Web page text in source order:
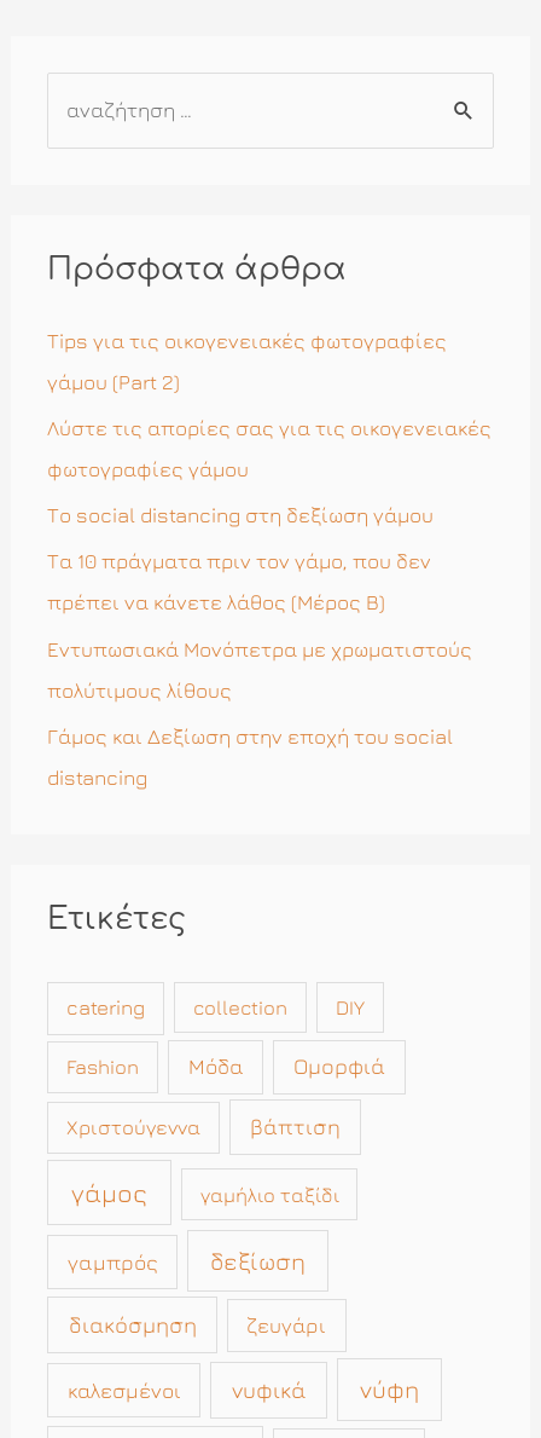
ή
η
σ
η
γ
Πρόσφατα άρθρα
Tips για τις οικογενειακές φωτογραφίες
γάμου (Part 2)
Λύστε τις απορίες σας για τις οικογενειακές
φωτογραφίες γάμου
Το social distancing στη δεξίωση γάμου
Τα 10 πράγματα πριν τον γάμο, που δεν
πρέπει να κάνετε λάθος (Μέρος Β)
Εντυπωσιακά Μονόπετρα με χρωματιστούς
πολύτιμους λίθους
Γάμος και Δεξίωση στην εποχή του social
distancing
Ετικέτες
catering collection DIY
Fashion Μόδα Ομορφιά
Χριστούγεννα βάπτιση
γάμος γαμήλιο ταξίδι
γαμπρός δεξίωση
διακόσμηση ζευγάρι
καλεσμένοι νυφικά νύφη